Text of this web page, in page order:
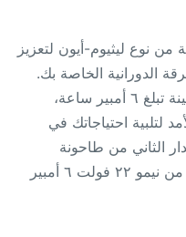
نوع ليثيوم-أيون لتعزيز
الدورانية الخاصة بك.
بقدرة قوية تبلغ ٢٢ فولت وسعة متينة تبلغ ٦ أمبير ساعة،
لتلبية احتياجاتك في
الثاني من طاحونة
الزاوية / مثقاب المطرقة الدورانية من نيمو ٢٢ فولت ٦ أمبير